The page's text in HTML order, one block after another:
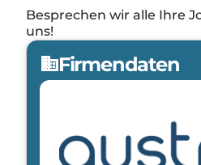
Besprechen wir alle Ihre
uns!
domainFirmendaten